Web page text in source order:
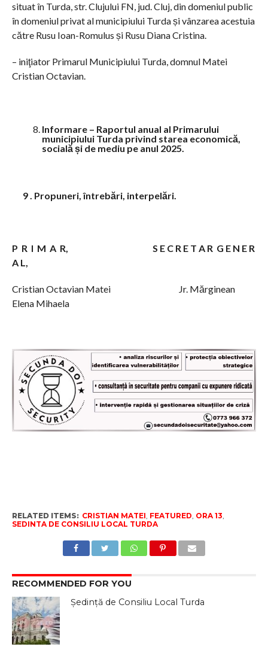
situat în Turda, str. Clujului FN, jud. Cluj, din domeniul public
în domeniul privat al municipiului Turda și vânzarea acestuia
către Rusu Ioan-Romulus și Rusu Diana Cristina.
– iniţiator Primarul Municipiului Turda, domnul Matei
Cristian Octavian.
Informare – Raportul anual al Primarului
municipiului Turda privind starea economică,
socială și de mediu pe anul 2025.
9 . Propuneri, întrebări, interpelări.
P R I M A R,
S E C R E T A R G E N E R
A L,
Cristian Octavian Matei Jr. Mărginean
Elena Mihaela
RELATED ITEMS: CRISTIAN MATEI FEATURED ORA 13
SEDINTA DE CONSILIU LOCAL TURDA
RECOMMENDED FOR YOU
Ședință de Consiliu Local Turda